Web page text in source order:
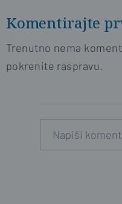
Komentirajte
Trenutno nema
pokrenite raspravu.